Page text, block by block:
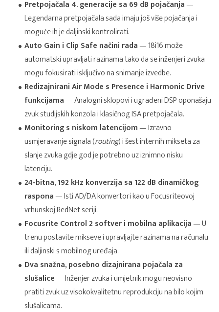
Pretpojačala 4. generacije sa 69 dB pojačanja—
Legendarna pretpojačala sada imaju još više pojačanja i
moguće ih je daljinski kontrolirati.
Auto Gain i Clip Safe načini rada— 18i16 može
automatski upravljati razinama tako da se inženjeri zvuka
mogu fokusirati isključivo na snimanje izvedbe.
Redizajnirani Air Mode s Presence i Harmonic Drive
funkcijama— Analogni sklopovi i ugrađeni DSP oponašaju
zvuk studijskih konzola i klasičnog ISA pretpojačala.
Monitoring s niskom latencijom— Izravno
usmjeravanje signala (routing) i šest internih mikseta za
slanje zvuka gdje god je potrebno uz iznimno nisku
latenciju.
24-bitna, 192 kHz konverzija sa 122 dB dinamičkog
raspona— Isti AD/DA konvertori kao u Focusriteovoj
vrhunskoj RedNet seriji.
Focusrite Control 2 softver i mobilna aplikacija— U
trenu postavite mikseve i upravljajte razinama na računalu
ili daljinski s mobilnog uređaja.
Dva snažna, posebno dizajnirana pojačala za
slušalice— Inženjer zvuka i umjetnik mogu neovisno
pratiti zvuk uz visokokvalitetnu reprodukciju na bilo kojim
slušalicama.